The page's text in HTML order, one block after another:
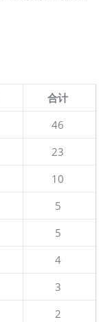
合计
46
23
10
5
5
4
3
2